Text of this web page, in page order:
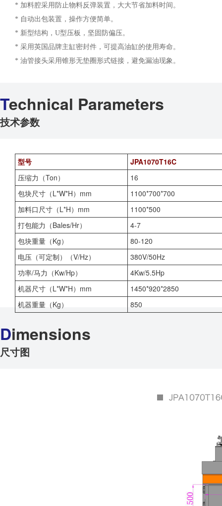
* 加料腔采用防止物料反弹装置，大大节省加料时间。
* 自动出包装置，操作方便简单。
* 新型结构，U型压板，坚固防偏压。
* 采用英国品牌主缸密封件，可提高油缸的使用寿命。
* 油管接头采用锥形无垫圈形式链接，避免漏油现象。
Technical Parameters
技术参数
型号
JPA1070T16C
压缩力（Ton）
16
包块尺寸（L*W*H）mm
1100*700*700
加料口尺寸（L*H）mm
1100*500
打包能力（Bales/Hr）
4-7
包块重量（Kg）
80-120
电压（可定制）（V/Hz）
380V/50Hz
功率/马力（Kw/Hp）
4Kw/5.5Hp
机器尺寸（L*W*H）mm
1450*920*2850
机器重量（Kg）
850
Dimensions
尺寸图